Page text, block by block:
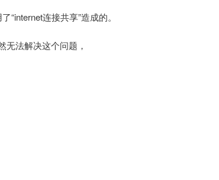
连接共享”造成的。
无法解决这个问题，